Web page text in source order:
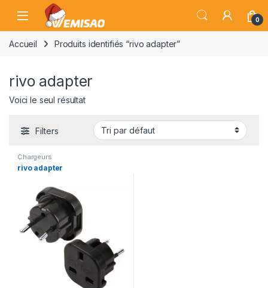
Skip to navigation
Skip to content
Open 0
Accueil Produits identifiés “rivo adapter”
rivo adapter
Voici le seul résultat
Filters
Chargeurs
rivo adapter